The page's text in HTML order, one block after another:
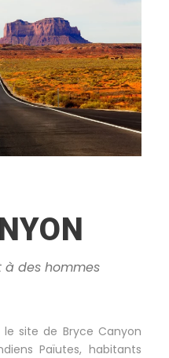
à des hommes
site de Bryce Canyon
Païutes, habitants